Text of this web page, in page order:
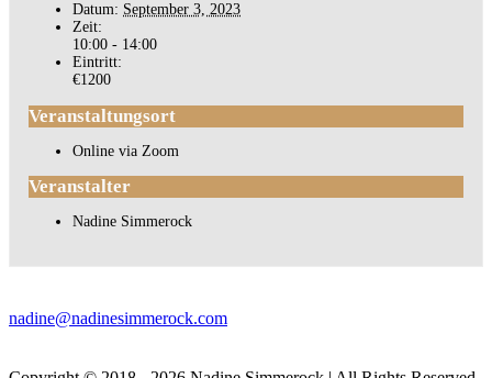
Datum: September 3, 2023
Zeit:
10:00 - 14:00
Eintritt:
€1200
Veranstaltungsort
Online via Zoom
Veranstalter
Nadine Simmerock
nadine@nadinesimmerock.com